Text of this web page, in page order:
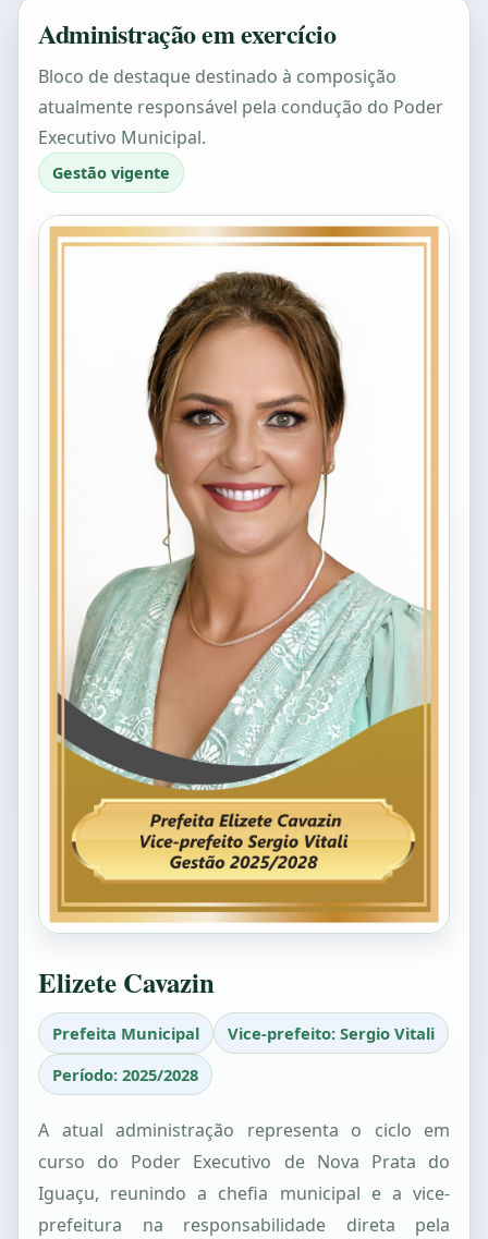
Administração em exercício
Bloco de destaque destinado à composição
atualmente responsável pela condução do Poder
Executivo Municipal.
Gestão vigente
Elizete Cavazin
Prefeita Municipal
Vice-prefeito: Sergio Vitali
Período: 2025/2028
A atual administração representa o ciclo em
curso do Poder Executivo de Nova Prata do
Iguaçu, reunindo a chefia municipal e a vice-
prefeitura na responsabilidade direta pela